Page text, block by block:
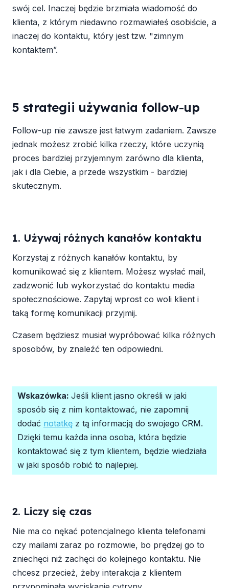
swój cel. Inaczej będzie brzmiała wiadomość do
klienta, z którym niedawno rozmawiałeś osobiście, a
inaczej do kontaktu, który jest tzw. "zimnym
kontaktem”.
5 strategii używania follow-up
Follow-up nie zawsze jest łatwym zadaniem. Zawsze
jednak możesz zrobić kilka rzeczy, które uczynią
proces bardziej przyjemnym zarówno dla klienta,
jak i dla Ciebie, a przede wszystkim - bardziej
skutecznym.
1. Używaj różnych kanałów kontaktu
Korzystaj z różnych kanałów kontaktu, by
komunikować się z klientem. Możesz wysłać mail,
zadzwonić lub wykorzystać do kontaktu media
społecznościowe. Zapytaj wprost co woli klient i
taką formę komunikacji przyjmij.
Czasem będziesz musiał wypróbować kilka różnych
sposobów, by znaleźć ten odpowiedni.
Wskazówka: Jeśli klient jasno określi w jaki
sposób się z nim kontaktować, nie zapomnij
dodać notatkę z tą informacją do swojego CRM.
Dzięki temu każda inna osoba, która będzie
kontaktować się z tym klientem, będzie wiedziała
w jaki sposób robić to najlepiej.
2. Liczy się czas
Nie ma co nękać potencjalnego klienta telefonami
czy mailami zaraz po rozmowie, bo prędzej go to
zniechęci niż zachęci do kolejnego kontaktu. Nie
chcesz przecież, żeby interakcja z klientem